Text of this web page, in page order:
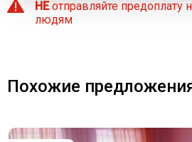
НЕотправляйте предоплату
людям
Похожие